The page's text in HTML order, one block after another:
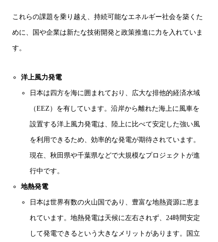
これらの課題を乗り越え、持続可能なエネルギー社会を築くた
めに、国や企業は新たな技術開発と政策推進に力を入れていま
す。
洋上風力発電
日本は四方を海に囲まれており、広大な排他的経済水域
（EEZ）を有しています。沿岸から離れた海上に風車を
設置する洋上風力発電は、陸上に比べて安定した強い風
を利用できるため、効率的な発電が期待されています。
現在、秋田県や千葉県などで大規模なプロジェクトが進
行中です。
地熱発電
日本は世界有数の火山国であり、豊富な地熱資源に恵ま
れています。地熱発電は天候に左右されず、24時間安定
して発電できるという大きなメリットがあります。国立